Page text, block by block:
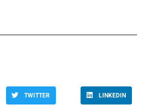
TWITTER LINKEDIN